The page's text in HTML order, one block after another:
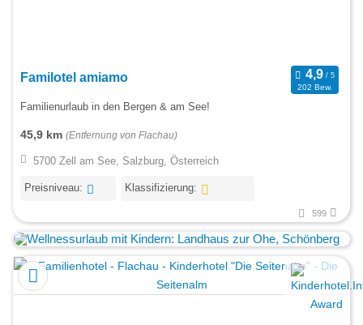
Familotel amiamo
202 Bew.
Familienurlaub in den Bergen & am See!
45,9 km (Entfernung von Flachau)
5700 Zell am See, Salzburg, Österreich
Preisniveau: Klassifizierung:
599